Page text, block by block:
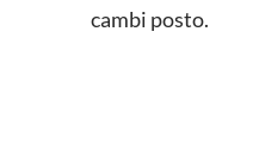
cambi posto.